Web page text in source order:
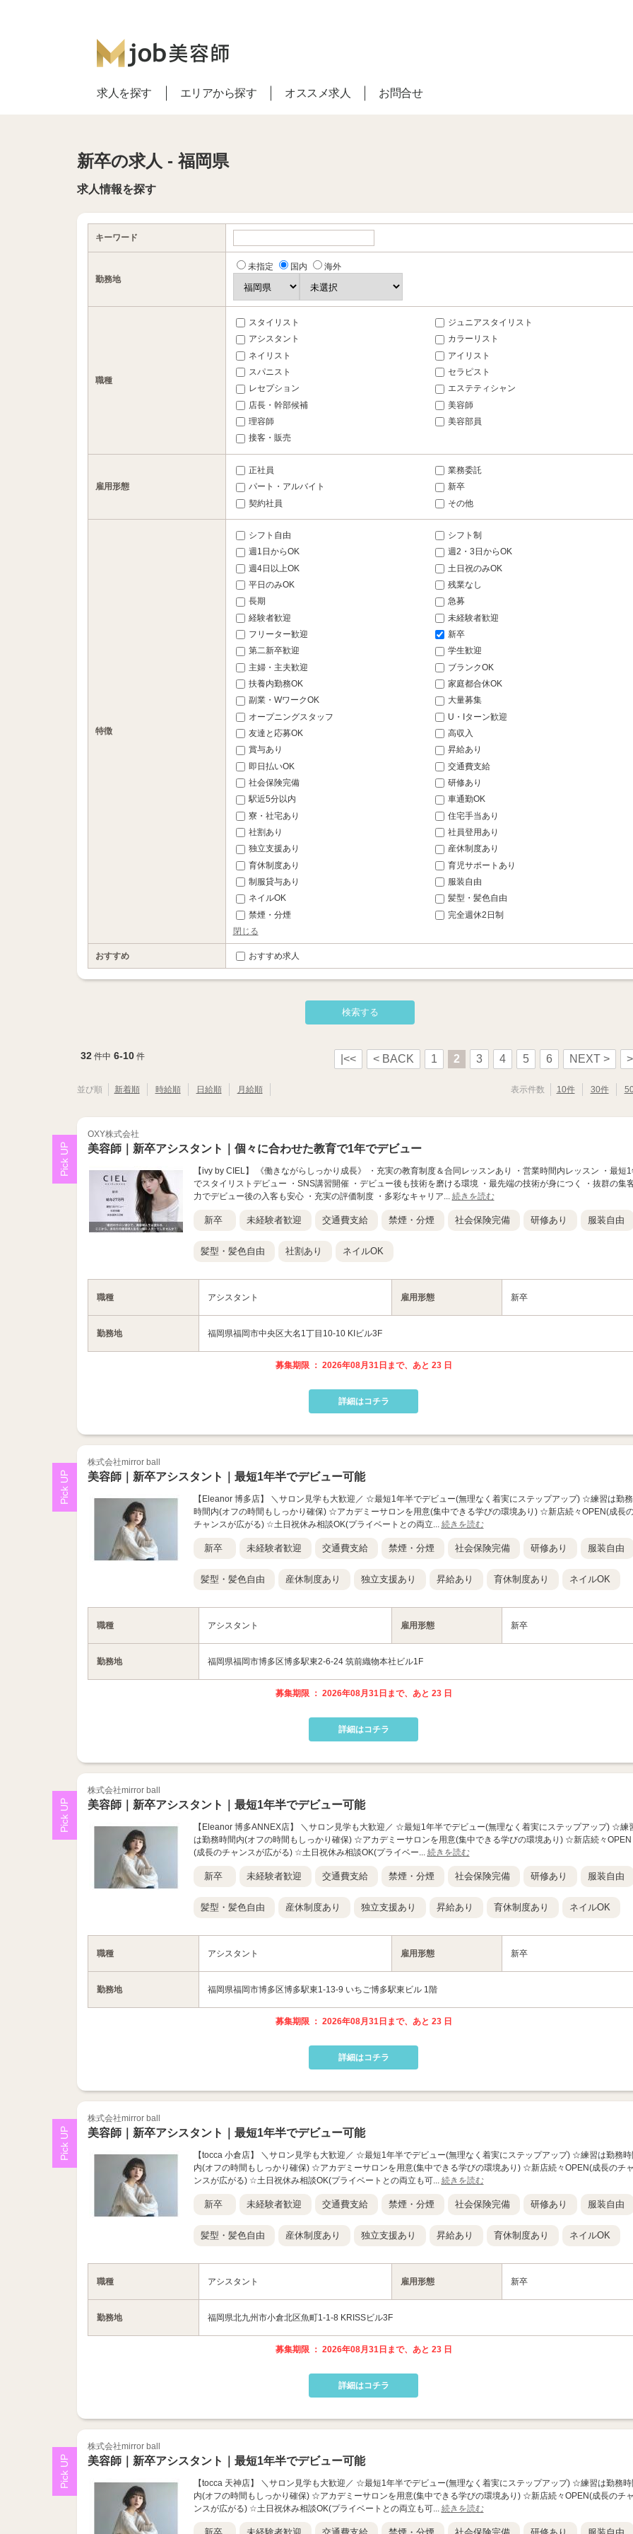
求人を探す エリアから探す オススメ求人 お問合せ
新卒の求人 - 福岡県
求人情報を探す
キーワード
勤務地
未指定 国内 海外
職種
スタイリスト
ジュニアスタイリスト
アシスタント
カラーリスト
ネイリスト
アイリスト
スパニスト
セラピスト
レセプション
エステティシャン
店長・幹部候補
美容師
理容師
美容部員
接客・販売
雇用形態
正社員
業務委託
パート・アルバイト
新卒
契約社員
その他
特徴
シフト自由
シフト制
週1日からOK
週2・3日からOK
週4日以上OK
土日祝のみOK
平日のみOK
残業なし
長期
急募
経験者歓迎
未経験者歓迎
フリーター歓迎
新卒
第二新卒歓迎
学生歓迎
主婦・主夫歓迎
ブランクOK
扶養内勤務OK
家庭都合休OK
副業・WワークOK
大量募集
オープニングスタッフ
U・Iターン歓迎
友達と応募OK
高収入
賞与あり
昇給あり
即日払いOK
交通費支給
社会保険完備
研修あり
駅近5分以内
車通勤OK
寮・社宅あり
住宅手当あり
社割あり
社員登用あり
独立支援あり
産休制度あり
育休制度あり
育児サポートあり
制服貸与あり
服装自由
ネイルOK
髪型・髪色自由
禁煙・分煙
完全週休2日制
閉じる
おすすめ おすすめ求人
32件中 6-10件 |<< < BACK 1 2 3 4 5 6 NEXT >
並び順 新着順 時給順 日給順 月給順 表示件数 10件 30件
OXY株式会社
美容師｜新卒アシスタント｜個々に合わせた教育で1年でデビュー
【ivy by CIEL】 《働きながらしっかり成長》 ・充実の教育制度＆合同レッスンあり ・営業時間内レッスン ・最短1
でスタイリストデビュー ・SNS講習開催 ・デビュー後も技術を磨ける環境 ・最先端の技術が身につく ・抜群の集
力でデビュー後の入客も安心 ・充実の評価制度 ・多彩なキャリア... 続きを読む
新卒 未経験者歓迎 交通費支給 禁煙・分煙 社会保険完備 研修あり 服装自由
髪型・髪色自由 社割あり ネイルOK
職種 アシスタント 雇用形態 新卒
勤務地 福岡県福岡市中央区大名1丁目10-10 KIビル3F
募集期限 ： 2026年08月31日まで、あと 23 日
詳細はコチラ
株式会社mirror ball
美容師｜新卒アシスタント｜最短1年半でデビュー可能
【Eleanor 博多店】 ＼サロン見学も大歓迎／ ☆最短1年半でデビュー(無理なく着実にステップアップ) ☆練習は勤務
時間内(オフの時間もしっかり確保) ☆アカデミーサロンを用意(集中できる学びの環境あり) ☆新店続々OPEN(成長
チャンスが広がる) ☆土日祝休み相談OK(プライベートとの両立... 続きを読む
新卒 未経験者歓迎 交通費支給 禁煙・分煙 社会保険完備 研修あり 服装自由
髪型・髪色自由 産休制度あり 独立支援あり 昇給あり 育休制度あり ネイルOK
職種 アシスタント 雇用形態 新卒
勤務地 福岡県福岡市博多区博多駅東2-6-24 筑前織物本社ビル1F
募集期限 ： 2026年08月31日まで、あと 23 日
詳細はコチラ
株式会社mirror ball
美容師｜新卒アシスタント｜最短1年半でデビュー可能
【Eleanor 博多ANNEX店】 ＼サロン見学も大歓迎／ ☆最短1年半でデビュー(無理なく着実にステップアップ) ☆練
は勤務時間内(オフの時間もしっかり確保) ☆アカデミーサロンを用意(集中できる学びの環境あり) ☆新店続々OPEN
(成長のチャンスが広がる) ☆土日祝休み相談OK(プライベー... 続きを読む
新卒 未経験者歓迎 交通費支給 禁煙・分煙 社会保険完備 研修あり 服装自由
髪型・髪色自由 産休制度あり 独立支援あり 昇給あり 育休制度あり ネイルOK
職種 アシスタント 雇用形態 新卒
勤務地 福岡県福岡市博多区博多駅東1-13-9 いちご博多駅東ビル 1階
募集期限 ： 2026年08月31日まで、あと 23 日
詳細はコチラ
株式会社mirror ball
美容師｜新卒アシスタント｜最短1年半でデビュー可能
【tocca 小倉店】 ＼サロン見学も大歓迎／ ☆最短1年半でデビュー(無理なく着実にステップアップ) ☆練習は勤務時
内(オフの時間もしっかり確保) ☆アカデミーサロンを用意(集中できる学びの環境あり) ☆新店続々OPEN(成長のチ
ンスが広がる) ☆土日祝休み相談OK(プライベートとの両立も可... 続きを読む
新卒 未経験者歓迎 交通費支給 禁煙・分煙 社会保険完備 研修あり 服装自由
髪型・髪色自由 産休制度あり 独立支援あり 昇給あり 育休制度あり ネイルOK
職種 アシスタント 雇用形態 新卒
勤務地 福岡県北九州市小倉北区魚町1-1-8 KRISSビル3F
募集期限 ： 2026年08月31日まで、あと 23 日
詳細はコチラ
株式会社mirror ball
美容師｜新卒アシスタント｜最短1年半でデビュー可能
【tocca 天神店】 ＼サロン見学も大歓迎／ ☆最短1年半でデビュー(無理なく着実にステップアップ) ☆練習は勤務時
内(オフの時間もしっかり確保) ☆アカデミーサロンを用意(集中できる学びの環境あり) ☆新店続々OPEN(成長のチ
ンスが広がる) ☆土日祝休み相談OK(プライベートとの両立も可... 続きを読む